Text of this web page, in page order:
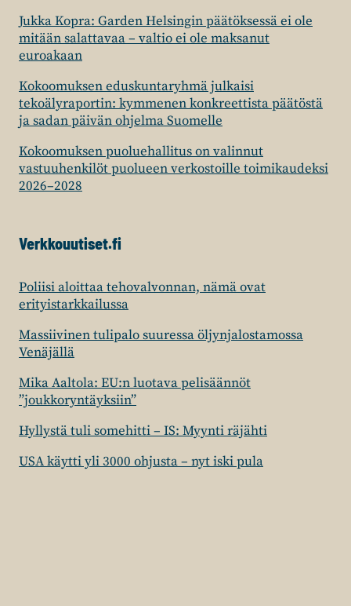
Jukka Kopra: Garden Helsingin päätöksessä ei ole
mitään salattavaa – valtio ei ole maksanut
euroakaan
Kokoomuksen eduskuntaryhmä julkaisi
tekoälyraportin: kymmenen konkreettista päätöstä
ja sadan päivän ohjelma Suomelle
Kokoomuksen puoluehallitus on valinnut
vastuuhenkilöt puolueen verkostoille toimikaudeksi
2026–2028
Verkkouutiset.fi
Poliisi aloittaa tehovalvonnan, nämä ovat
erityistarkkailussa
Massiivinen tulipalo suuressa öljynjalostamossa
Venäjällä
Mika Aaltola: EU:n luotava pelisäännöt
”joukkoryntäyksiin”
Hyllystä tuli somehitti – IS: Myynti räjähti
USA käytti yli 3000 ohjusta – nyt iski pula